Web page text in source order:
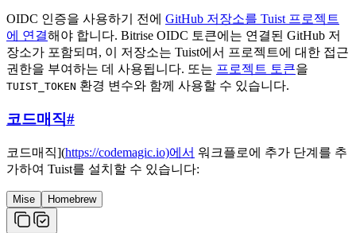
OIDC 인증을 사용하기 전에 GitHub 저장소를 Tuist 프로젝트
에 연결해야 합니다. Bitrise OIDC 토큰에는 연결된 GitHub 저
장소가 포함되며, 이 저장소는 Tuist에서 프로젝트에 대한 접근
권한을 부여하는 데 사용됩니다. 또는 프로젝트 토큰을
TUIST_TOKEN 환경 변수와 함께 사용할 수 있습니다.
코드매직#
코드매직](https://codemagic.io)에서 워크플로에 추가 단계를 추
가하여 Tuist를 설치할 수 있습니다:
Mise Homebrew